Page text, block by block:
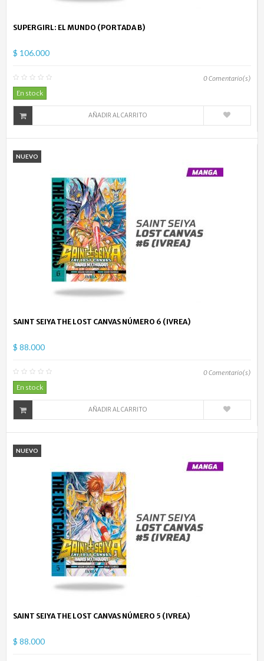
SUPERGIRL: EL MUNDO (PORTADA B)
$ 106.000
0Comentario(s)
En stock
AÑADIR AL CARRITO
NUEVO
SAINT SEIYA THE LOST CANVAS NÚMERO 6 (IVREA)
$ 88.000
0Comentario(s)
En stock
AÑADIR AL CARRITO
NUEVO
SAINT SEIYA THE LOST CANVAS NÚMERO 5 (IVREA)
$ 88.000